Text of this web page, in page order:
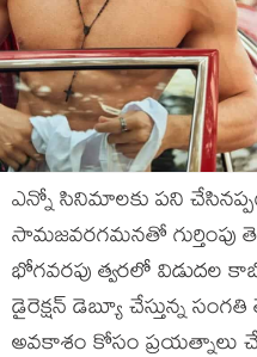
ఎన్నో సినిమాలకు పని
సామజవరగమనతో గుర్తింపు
భోగవరపు త్వరలో విడుదల
డైరెక్షన్ డెబ్యూ చేస్తున్న
అవకాశం కోసం ప్రయత్నాలు